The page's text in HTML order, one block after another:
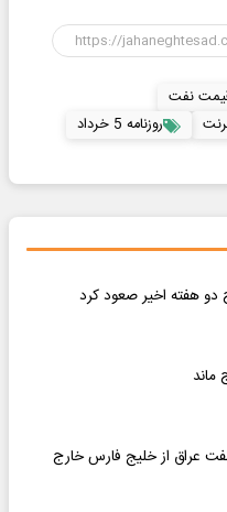
نفت
روزنامه 5 خرداد
هفته اخیر صعود کرد
عراق از خلیج فارس خارج